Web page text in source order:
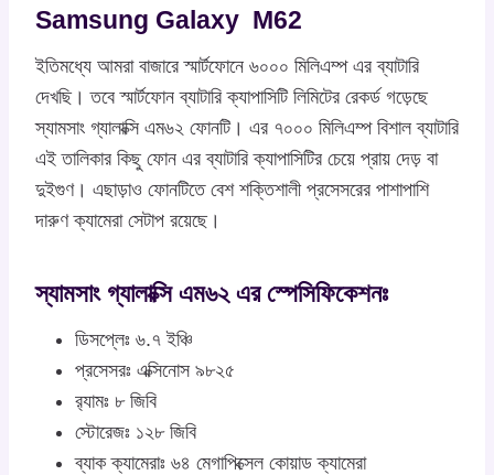
Samsung Galaxy M62
ইতিমধ্যে আমরা বাজারে স্মার্টফোনে ৬০০০ মিলিএম্প এর ব্যাটারি
দেখছি। তবে স্মার্টফোন ব্যাটারি ক্যাপাসিটি লিমিটের রেকর্ড গড়েছে
স্যামসাং গ্যালাক্সি এম৬২ ফোনটি। এর ৭০০০ মিলিএম্প বিশাল ব্যাটারি
এই তালিকার কিছু ফোন এর ব্যাটারি ক্যাপাসিটির চেয়ে প্রায় দেড় বা
দুইগুণ। এছাড়াও ফোনটিতে বেশ শক্তিশালী প্রসেসরের পাশাপাশি
দারুণ ক্যামেরা সেটাপ রয়েছে।
স্যামসাং গ্যালাক্সি এম৬২ এর স্পেসিফিকেশনঃ
ডিসপ্লেঃ ৬.৭ ইঞ্চি
প্রসেসরঃ এক্সিনোস ৯৮২৫
র‍্যামঃ ৮ জিবি
স্টোরেজঃ ১২৮ জিবি
ব্যাক ক্যামেরাঃ ৬৪ মেগাপিক্সেল কোয়াড ক্যামেরা